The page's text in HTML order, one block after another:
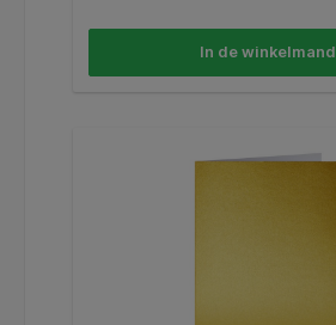
In de winkelmand